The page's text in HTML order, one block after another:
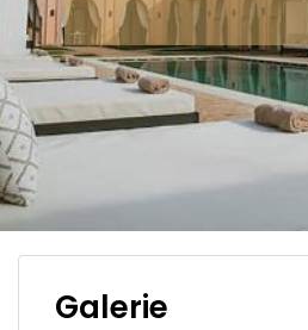
Galerie